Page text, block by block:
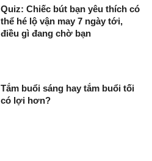
Quiz: Chiếc bút bạn yêu thích có
thể hé lộ vận may 7 ngày tới,
điều gì đang chờ bạn
Tắm buổi sáng hay tắm buổi tối
có lợi hơn?